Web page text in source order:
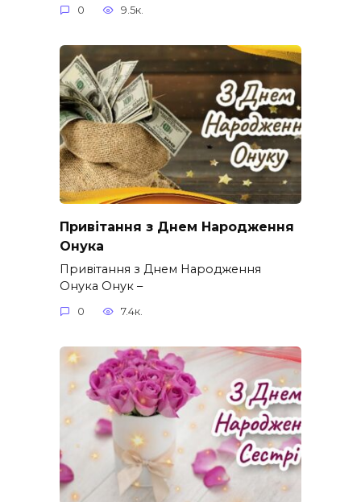
0 9.5к.
Привітання з Днем Народження
Онука
Привітання з Днем Народження
Онука Онук –
0 7.4к.